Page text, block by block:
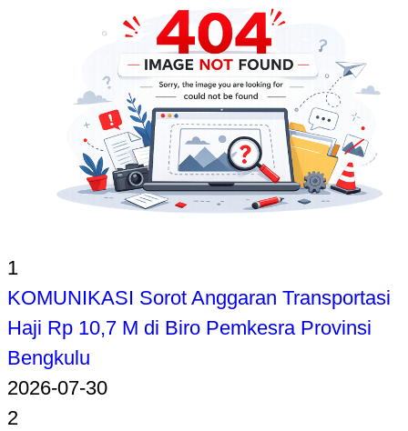
1
KOMUNIKASI Sorot Anggaran Transportasi
Haji Rp 10,7 M di Biro Pemkesra Provinsi
Bengkulu
2026-07-30
2